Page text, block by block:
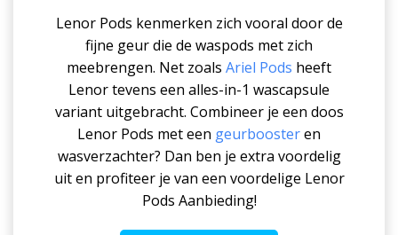
Lenor Pods kenmerken zich vooral door de
fijne geur die de waspods met zich
meebrengen. Net zoals Ariel Pods heeft
Lenor tevens een alles-in-1 wascapsule
variant uitgebracht. Combineer je een doos
Lenor Pods met een geurboosteren
wasverzachter? Dan ben je extra voordelig
uit en profiteer je van een voordelige Lenor
Pods Aanbieding!